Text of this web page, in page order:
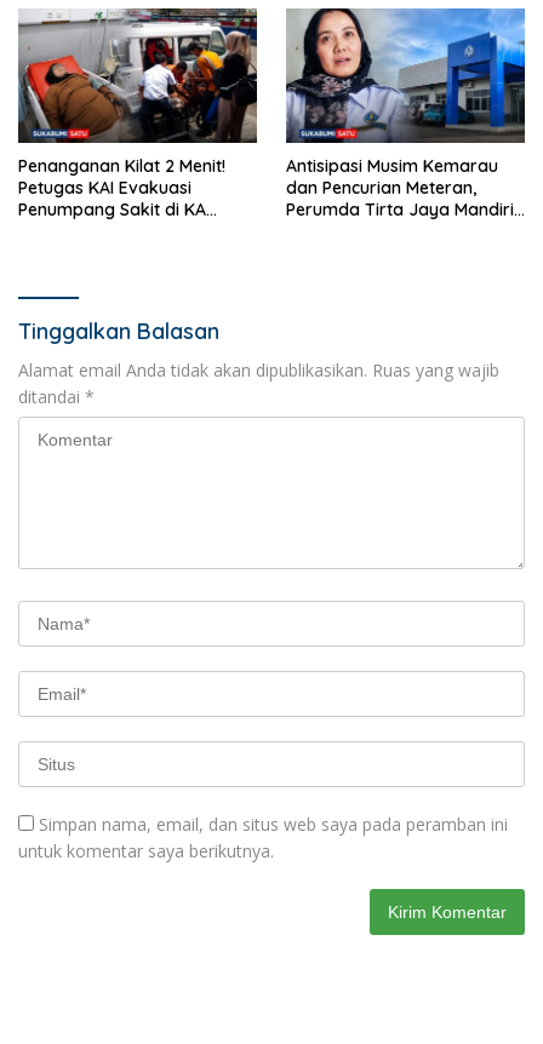
Penanganan Kilat 2 Menit!
Petugas KAI Evakuasi
Penumpang Sakit di KA
Antisipasi Musim Kemarau
dan Pencurian Meteran,
Perumda Tirta Jaya Mandiri
Tinggalkan Balasan
Alamat email Anda tidak akan dipublikasikan. Ruas yang wajib
ditandai *
Simpan nama, email, dan situs web saya pada peramban ini
untuk komentar saya berikutnya.